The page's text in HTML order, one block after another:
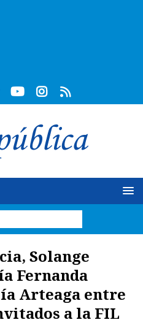
Solange
Fernanda
Arteaga entre
a la FIL